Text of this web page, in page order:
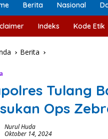
Berita Nasional
Indeks Kode Etik
Berita
Tulang
Ops
Nurul Huda
Oktober 14, 2024